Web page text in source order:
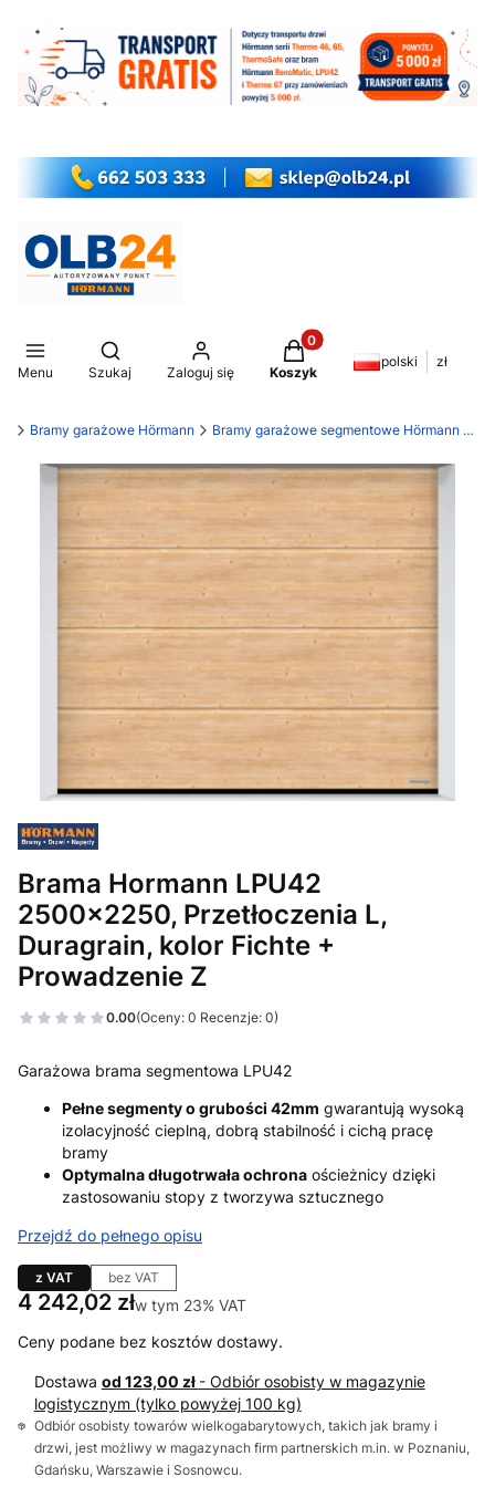
Menu
Otwórz wyszukiwarkę
Szukaj Zaloguj się
Produkty w koszyku: 0.
Koszyk
polski zł
Bramy garażowe Hörmann Bramy garażowe segmentowe Hörmann LPU 42
Brama Hormann LPU42
2500x2250, Przetłoczenia L,
Duragrain, kolor Fichte +
Prowadzenie Z
0.00(Oceny: 0 Recenzje: 0)
Garażowa brama segmentowa LPU42
Pełne segmenty o grubości 42mm gwarantują wysoką
izolacyjność cieplną, dobrą stabilność i cichą pracę
bramy
Optymalna długotrwała ochrona ościeżnicy dzięki
zastosowaniu stopy z tworzywa sztucznego
Przejdź do pełnego opisu
z VAT bez VAT
Cena
4 242,02 złw tym 23% VAT
w tym 23% VAT
Ceny podane bez kosztów dostawy.
Dostawa od 123,00 zł - Odbiór osobisty w magazynie
logistycznym (tylko powyżej 100 kg)
Odbiór osobisty towarów wielkogabarytowych, takich jak bramy i
drzwi, jest możliwy w magazynach firm partnerskich m.in. w Poznaniu,
Gdańsku, Warszawie i Sosnowcu.